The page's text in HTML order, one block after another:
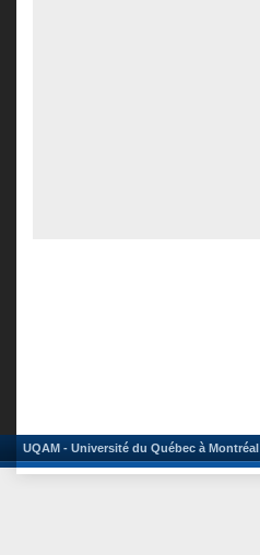
UQAM - Université du Québec à Montréal